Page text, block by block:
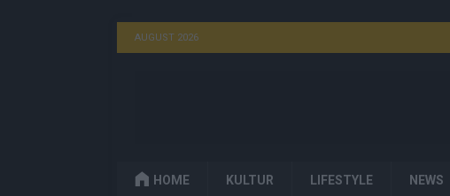
AUGUST 2026
HOME KULTUR LIFESTYLE NEWS